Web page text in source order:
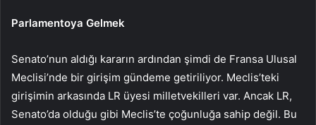
Parlamentoya Gelmek
Senato’nun aldığı kararın ardından şimdi de Fransa Ulusal
Meclisi’nde bir girişim gündeme getiriliyor. Meclis’teki
girişimin arkasında LR üyesi milletvekilleri var. Ancak LR,
Senato’da olduğu gibi Meclis’te çoğunluğa sahip değil. Bu